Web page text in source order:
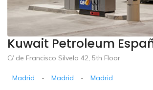
Kuwait Petroleum
C/ de Francisco Silvela 42, 5th Floor
Madrid - Madrid - Madrid